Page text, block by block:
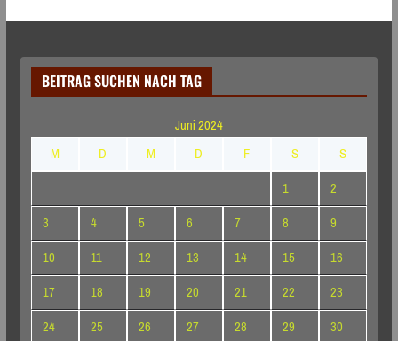
BEITRAG SUCHEN NACH TAG
Juni 2024
M
D M D F S
S
1
2
3
4 5 6 7 8
9
10
11 12 13 14 15
16
17
18 19 20 21 22
23
24
25 26 27 28 29
30